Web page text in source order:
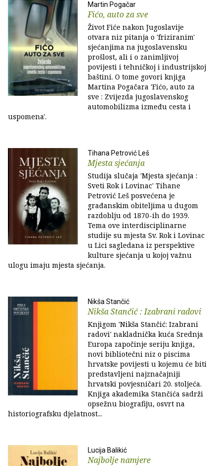
Martin Pogačar
Fićo, auto za sve
Život Fiće nakon Jugoslavije
otvara niz pitanja o 'friziranim'
sjećanjima na jugoslavensku
prošlost, ali i o zanimljivoj
povijesti i tehničkoj i industrijskoj
baštini. O tome govori knjiga
Martina Pogačara 'Fićo, auto za
sve : Zvijezda jugoslavenskog
automobilizma između cesta i
uspomena'.
Tihana Petrović Leš
Mjesta sjećanja
Studija slučaja 'Mjesta sjećanja :
Sveti Rok i Lovinac' Tihane
Petrović Leš posvećena je
građanskim obiteljima u dugom
razdoblju od 1870-ih do 1939.
Tema ove interdisciplinarne
studije su mjesta Sv. Rok i Lovinac
u Lici sagledana iz perspektive
kulture sjećanja u kojoj važnu
ulogu imaju mjesta sjećanja.
Nikša Stančić
Nikša Stančić : Izabrani radovi
Knjigom 'Nikša Stančić: Izabrani
radovi' nakladnička kuća Srednja
Europa započinje seriju knjiga,
novi bibliotečni niz o piscima
hrvatske povijesti u kojemu će biti
predstavljeni najznačajniji
hrvatski povjesničari 20. stoljeća.
Knjiga akademika Stančića sadrži
opsežnu biografiju, osvrt na
historiografsku djelatnost...
Lucija Balikić
Najbolje namjere